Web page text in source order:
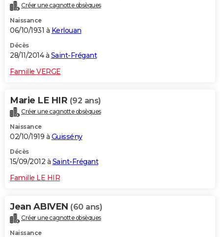
Créer une cagnotte obsèques
Naissance
06/10/1931 à Kerlouan
Décès
28/11/2014 à Saint-Frégant
Famille VERGE
Marie LE HIR (92 ans)
Créer une cagnotte obsèques
Naissance
02/10/1919 à Guissény
Décès
15/09/2012 à Saint-Frégant
Famille LE HIR
Jean ABIVEN (60 ans)
Créer une cagnotte obsèques
Naissance